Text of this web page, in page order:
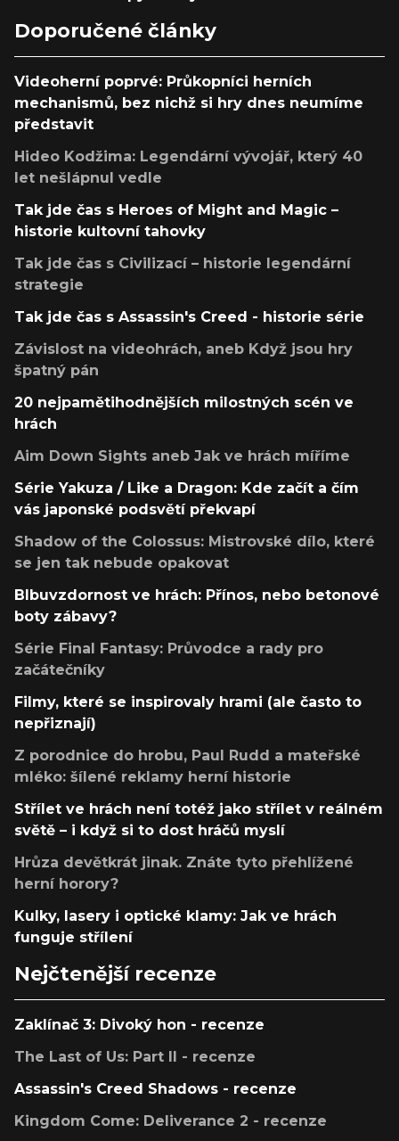
Doporučené články
Videoherní poprvé: Průkopníci herních
mechanismů, bez nichž si hry dnes neumíme
představit
Hideo Kodžima: Legendární vývojář, který 40
let nešlápnul vedle
Tak jde čas s Heroes of Might and Magic –
historie kultovní tahovky
Tak jde čas s Civilizací – historie legendární
strategie
Tak jde čas s Assassin's Creed - historie série
Závislost na videohrách, aneb Když jsou hry
špatný pán
20 nejpamětihodnějších milostných scén ve
hrách
Aim Down Sights aneb Jak ve hrách míříme
Série Yakuza / Like a Dragon: Kde začít a čím
vás japonské podsvětí překvapí
Shadow of the Colossus: Mistrovské dílo, které
se jen tak nebude opakovat
Blbuvzdornost ve hrách: Přínos, nebo betonové
boty zábavy?
Série Final Fantasy: Průvodce a rady pro
začátečníky
Filmy, které se inspirovaly hrami (ale často to
nepřiznají)
Z porodnice do hrobu, Paul Rudd a mateřské
mléko: šílené reklamy herní historie
Střílet ve hrách není totéž jako střílet v reálném
světě – i když si to dost hráčů myslí
Hrůza devětkrát jinak. Znáte tyto přehlížené
herní horory?
Kulky, lasery i optické klamy: Jak ve hrách
funguje střílení
Nejčtenější recenze
Zaklínač 3: Divoký hon - recenze
The Last of Us: Part II - recenze
Assassin's Creed Shadows - recenze
Kingdom Come: Deliverance 2 - recenze